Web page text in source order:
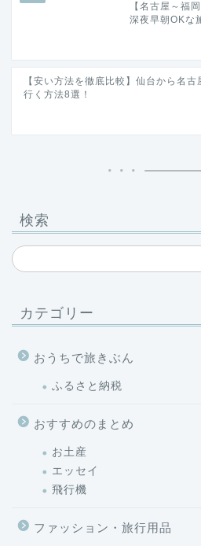
【名古屋～福
深夜早朝OKな
【安い方法を徹底比較】仙台から名古
行く方法8選！
検索
カテゴリー
おうちで旅きぶん
ふるさと納税
おすすめのまとめ
お土産
エッセイ
飛行機
ファッション・旅行用品